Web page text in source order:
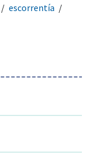
escorrentía